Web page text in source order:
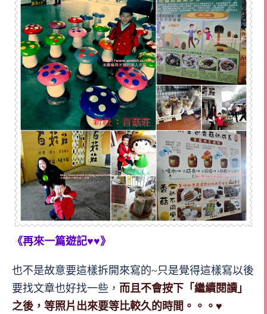
《再來一篇遊記♥♥》
也不是故意要這樣拆開來寫的~只是覺得這樣寫以後
要找文章也好找一些 ， 而且不會按下「繼續閱讀」
之後，等照片出來要等比較久的時間。。。♥